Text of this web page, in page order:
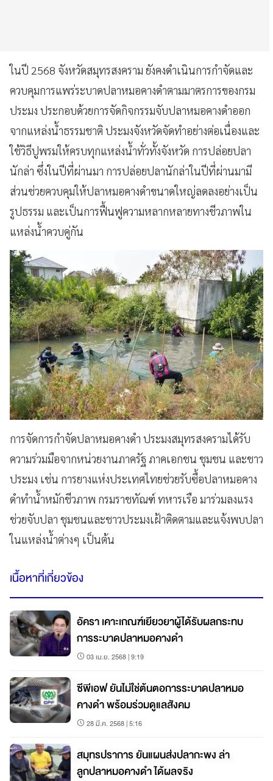
ในปี 2568 จังหวัดสมุทรสงคราม ยังคงดำเนินการกำจัดและ
ควบคุมการแพร่ระบาดปลาหมอคางดำตามมาตรการของกรม
ประมง ประกอบด้วยการจัดกิจกรรมจับปลาหมอคางดำออก
จากแหล่งน้ำธรรมชาติ ประมงจังหวัดจัดทำอย่างต่อเนื่องและ
ใช้วิธีปูพรมให้ครบทุกแหล่งน้ำทั่วทั้งจังหวัด การปล่อยปลา
นักล่า ซึ่งในปีที่ผ่านมา การปล่อยปลานักล่าในปีที่ผ่านมามี
ส่วนช่วยควบคุมให้ปลาหมอคางดำขนาดใหญ่ลดลงอย่างเป็น
รูปธรรม และเป็นการฟื้นฟูความหลากหลายทางชีวภาพใน
แหล่งน้ำควบคู่กัน
การจัดการกำจัดปลาหมอคางดำ ประมงสมุทรสงครามได้รับ
ความร่วมมือจากหน่วยงานภาครัฐ ภาคเอกชน ชุมชน และชาว
ประมง เช่น การยางแห่งประเทศไทยช่วยรับซื้อปลาหมอคาง
ดำทำน้ำหมักชีวภาพ กรมราชทัณฑ์ ทหารเรือ มาร่วมลงแรง
ช่วยจับปลา ชุมชนและชาวประมงเฝ้าติดตามและแจ้งพบปลา
ในแหล่งน้ำต่างๆ เป็นต้น
เนื้อหาที่เกี่ยวข้อง
อัครา เคาะเกณฑ์เยียวยาผู้ได้รับผลกระทบ
การระบาดปลาหมอคางดำ
03 เม.ย. 2568 | 9:19
ซีพีเอฟ ยันไม่ใช่ต้นตอการระบาดปลาหมอ
คางดำ พร้อมร่วมดูแลสังคม
28 มี.ค. 2568 | 5:16
สมุทรปราการ ยันแผนส่งปลากะพง ล่า
ลูกปลาหมอคางดำ ได้ผลจริง